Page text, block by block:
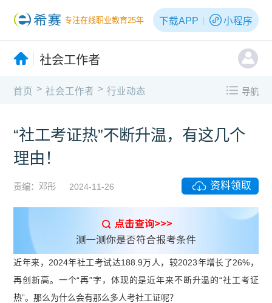
专注在线职业教育25年 下载APP 小程序
社会工作者
首页 > 社会工作者 > 行业动态 导航
“社工考证热”不断升温，有这几个
理由！
责编：邓彤 2024-11-26 资料领取
近年来，2024年社工考试达188.9万人，较2023年增长了26%，
再创新高。一个“再”字，体现的是近年来不断升温的“社工考证
热”。那么为什么会有那么多人考社工证呢？